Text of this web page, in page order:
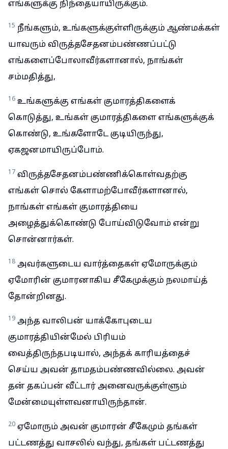
எங்களுக்கு நிந்தையாயிருக்கும்.
15 நீங்களும், உங்களுக்குள்ளிருக்கும் ஆண்மக்கள்
யாவரும் விருத்தசேதனம்பண்ணப்பட்டு
எங்களைப்போலாவீர்களானால், நாங்கள்
சம்மதித்து,
16 உங்களுக்கு எங்கள் குமாரத்திகளைக்
கொடுத்து, உங்கள் குமாரத்திகளை எங்களுக்குக்
கொண்டு, உங்களோடே குடியிருந்து,
ஏகஜனமாயிருப்போம்.
17 விருத்தசேதனம்பண்ணிக்கொள்வதற்கு
எங்கள் சொல் கேளாமற்போவீர்களானால்,
நாங்கள் எங்கள் குமாரத்தியை
அழைத்துக்கொண்டு போய்விடுவோம் என்று
சொன்னார்கள்.
18 அவர்களுடைய வார்த்தைகள் ஏமோருக்கும்
ஏமோரின் குமாரனாகிய சீகேமுக்கும் நலமாய்த்
தோன்றினது.
19 அந்த வாலிபன் யாக்கோபுடைய
குமாரத்தியின்மேல் பிரியம்
வைத்திருந்தபடியால், அந்தக் காரியத்தைச்
செய்ய அவன் தாமதம்பண்ணவில்லை. அவன்
தன் தகப்பன் வீட்டார் அனைவருக்குள்ளும்
மேன்மையுள்ளவனாயிருந்தான்.
20 ஏமோரும் அவன் குமாரன் சீகேமும் தங்கள்
பட்டணத்து வாசலில் வந்து, தங்கள் பட்டணத்து